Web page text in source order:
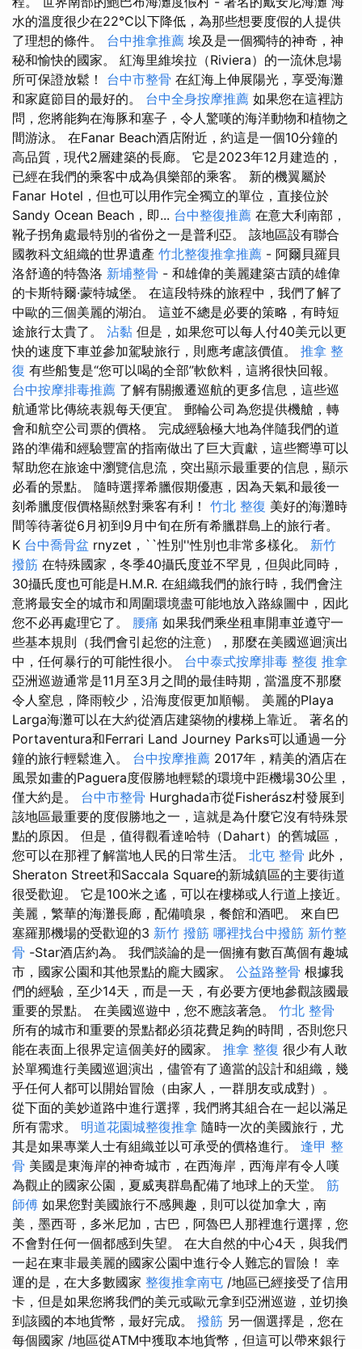
水的溫度很少在22°C以下降低，為那些想要度假的人提供
了理想的條件。 台中推拿推薦 埃及是一個獨特的神奇，神
秘和愉快的國家。 紅海里維埃拉（Riviera）的一流休息場
所可保證放鬆！ 台中市整骨 在紅海上伸展陽光，享受海灘
和家庭節目的最好的。 台中全身按摩推薦 如果您在這裡訪
問，您將能夠在海豚和塞子，令人驚嘆的海洋動物和植物之
間游泳。 在Fanar Beach酒店附近，約這是一個10分鐘的
高品質，現代2層建築的長廊。 它是2023年12月建造的，
已經在我們的乘客中成為俱樂部的乘客。 新的機翼屬於
Fanar Hotel，但也可以用作完全獨立的單位，直接位於
Sandy Ocean Beach，即... 台中整復推薦 在意大利南部，
靴子拐角處最特別的省份之一是普利亞。 該地區設有聯合
國教科文組織的世界遺產 竹北整復推拿推薦 - 阿爾貝羅貝
洛舒適的特魯洛 新埔整骨 - 和雄偉的美麗建築古蹟的雄偉
的卡斯特爾·蒙特城堡。 在這段特殊的旅程中，我們了解了
中歐的三個美麗的湖泊。 這並不總是必要的策略，有時短
途旅行太貴了。 沾黏 但是，如果您可以每人付40美元以更
快的速度下車並參加駕駛旅行，則應考慮該價值。 推拿 整
復 有些船隻是“您可以喝的全部”軟飲料，這將很快回報。
台中按摩排毒推薦 了解有關搬遷巡航的更多信息，這些巡
航通常比傳統表親每天便宜。 郵輪公司為您提供機艙，轉
會和航空公司票的價格。 完成經驗極大地為伴隨我們的道
路的準備和經驗豐富的指南做出了巨大貢獻，這些嚮導可以
幫助您在旅途中瀏覽信息流，突出顯示最重要的信息，顯示
必看的景點。 隨時選擇希臘假期優惠，因為天氣和最後一
刻希臘度假價格顯然對乘客有利！ 竹北 整復 美好的海灘時
間等待著從6月初到9月中旬在所有希臘群島上的旅行者。
K 台中喬骨盆 rnyzet，``性別''性別也非常多樣化。 新竹
撥筋 在特殊國家，冬季40攝氏度並不罕見，但與此同時，
30攝氏度也可能是H.M.R. 在組織我們的旅行時，我們會注
意將最安全的城市和周圍環境盡可能地放入路線圖中，因此
您不必再處理它了。 腰痛 如果我們乘坐租車開車並遵守一
些基本規則（我們會引起您的注意），那麼在美國巡迴演出
中，任何暴行的可能性很小。 台中泰式按摩排毒 整復 推拿
亞洲巡遊通常是11月至3月之間的最佳時期，當溫度不那麼
令人窒息，降雨較少，沿海度假更加順暢。 美麗的Playa
Larga海灘可以在大約從酒店建築物的樓梯上靠近。 著名的
Portaventura和Ferrari Land Journey Parks可以通過一分
鐘的旅行輕鬆進入。 台中按摩推薦 2017年，精美的酒店在
風景如畫的Paguera度假勝地輕鬆的環境中距機場30公里，
僅大約是。 台中市整骨 Hurghada市從Fisherász村發展到
該地區最重要的度假勝地之一，這就是為什麼它沒有特殊景
點的原因。 但是，值得觀看達哈特（Dahart）的舊城區，
您可以在那裡了解當地人民的日常生活。 北屯 整骨 此外，
Sheraton Street和Saccala Square的新城鎮區的主要街道
很受歡迎。 它是100米之遙，可以在樓梯或人行道上接近。
美麗，繁華的海灘長廊，配備噴泉，餐館和酒吧。 來自巴
塞羅那機場的受歡迎的3 新竹 撥筋 哪裡找台中撥筋 新竹整
骨 -Star酒店約為。 我們談論的是一個擁有數百萬個有趣城
市，國家公園和其他景點的龐大國家。 公益路整骨 根據我
們的經驗，至少14天，而是一天，有必要方便地參觀該國最
重要的景點。 在美國巡遊中，您不應該著急。 竹北 整骨
所有的城市和重要的景點都必須花費足夠的時間，否則您只
能在表面上很界定這個美好的國家。 推拿 整復 很少有人敢
於單獨進行美國巡迴演出，儘管有了適當的設計和組織，幾
乎任何人都可以開始冒險（由家人，一群朋友或成對）。
從下面的美妙道路中進行選擇，我們將其組合在一起以滿足
所有需求。 明道花園城整復推拿 隨時一次的美國旅行，尤
其是如果專業人士有組織並以可承受的價格進行。 逢甲 整
骨 美國是東海岸的神奇城市，在西海岸，西海岸有令人嘆
為觀止的國家公園，夏威夷群島配備了地球上的天堂。 筋
師傅 如果您對美國旅行不感興趣，則可以從加拿大，南
美，墨西哥，多米尼加，古巴，阿魯巴人那裡進行選擇，您
不會對任何一個都感到失望。 在大自然的中心4天，與我們
一起在東非最美麗的國家公園中進行令人難忘的冒險！ 幸
運的是，在大多數國家 整復推拿南屯 /地區已經接受了信用
卡，但是如果您將我們的美元或歐元拿到亞洲巡遊，並切換
到該國的本地貨幣，最好完成。 撥筋 另一個選擇是，您在
每個國家 /地區從ATM中獲取本地貨幣，但這可以帶來銀行